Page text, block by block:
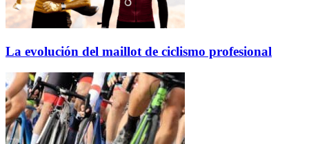
La evolución del maillot de ciclismo profesional